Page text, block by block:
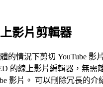
影片剪輯器
的情況下剪切 YouTube 影
的線上影片編輯器，無需
影片。 可以刪除冗長的介